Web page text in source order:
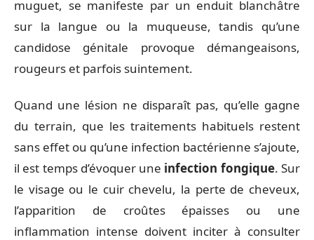
muguet, se manifeste par un enduit blanchâtre
sur la langue ou la muqueuse, tandis qu’une
candidose génitale provoque démangeaisons,
rougeurs et parfois suintement.
Quand une lésion ne disparaît pas, qu’elle gagne
du terrain, que les traitements habituels restent
sans effet ou qu’une infection bactérienne s’ajoute,
il est temps d’évoquer une infection fongique. Sur
le visage ou le cuir chevelu, la perte de cheveux,
l’apparition de croûtes épaisses ou une
inflammation intense doivent inciter à consulter